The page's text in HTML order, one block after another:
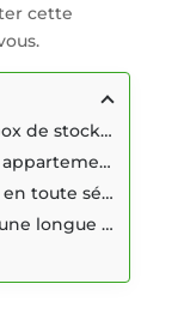
cette
pour étudiant
déjà meublé
sécurité
période